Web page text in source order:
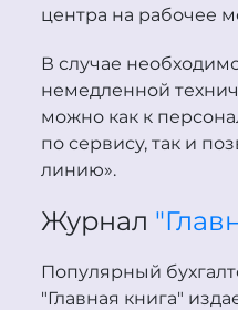
центра на рабочее
В случае
немедленной
можно как к
по сервису, так и
линию».
Журнал
Популярный
"Главная книга"